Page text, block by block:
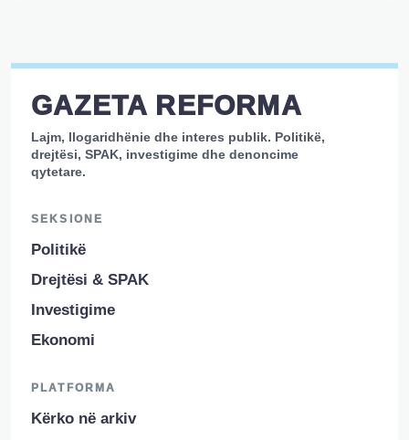
GAZETA REFORMA
Lajm, llogaridhënie dhe interes publik. Politikë,
drejtësi, SPAK, investigime dhe denoncime
qytetare.
SEKSIONE
Politikë
Drejtësi & SPAK
Investigime
Ekonomi
PLATFORMA
Kërko në arkiv